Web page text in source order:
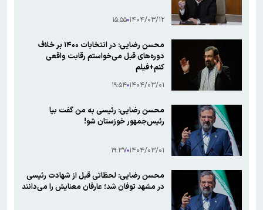
۱۴۰۴/۰۳/۱۲ ۱۵:۵۵
محسن رضایی: در انتخابات ۱۴۰۰ بر خلاف
دوره‌های قبل می‌خواستم رقابت واقعی
کنم+فیلم
۱۴۰۴/۰۳/۰۱ ۱۹:۵۴
محسن رضایی: رئیسی به من گفت بیا
رئیس‌‌جمهور خوزستان شو!
۱۴۰۴/۰۳/۰۱ ۱۹:۳۷
محسن رضایی: لحظاتی قبل از شهادت رئیسی
در مشهد توفان شد؛ عارفان معنایش را می‌دانند